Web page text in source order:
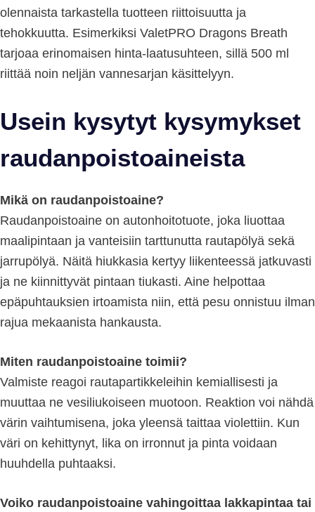
olennaista tarkastella tuotteen riittoisuutta ja
tehokkuutta. Esimerkiksi ValetPRO Dragons Breath
tarjoaa erinomaisen hinta-laatusuhteen, sillä 500 ml
riittää noin neljän vannesarjan käsittelyyn.
Usein kysytyt kysymykset
raudanpoistoaineista
Mikä on raudanpoistoaine?
Raudanpoistoaine on autonhoitotuote, joka liuottaa
maalipintaan ja vanteisiin tarttunutta rautapölyä sekä
jarrupölyä. Näitä hiukkasia kertyy liikenteessä jatkuvasti
ja ne kiinnittyvät pintaan tiukasti. Aine helpottaa
epäpuhtauksien irtoamista niin, että pesu onnistuu ilman
rajua mekaanista hankausta.
Miten raudanpoistoaine toimii?
Valmiste reagoi rautapartikkeleihin kemiallisesti ja
muuttaa ne vesiliukoiseen muotoon. Reaktion voi nähdä
värin vaihtumisena, joka yleensä taittaa violettiin. Kun
väri on kehittynyt, lika on irronnut ja pinta voidaan
huuhdella puhtaaksi.
Voiko raudanpoistoaine vahingoittaa lakkapintaa tai